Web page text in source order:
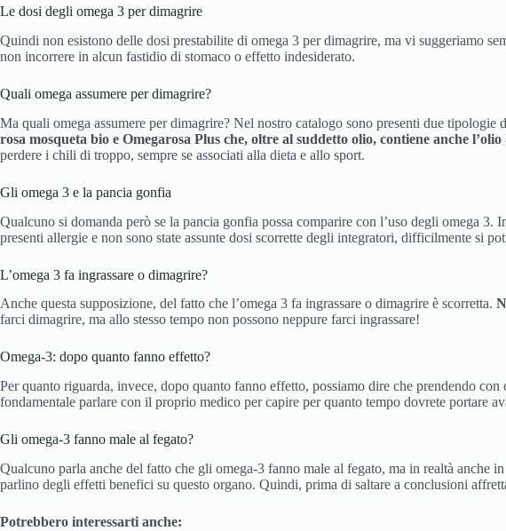
Le dosi degli omega 3 per dimagrire
Quindi non esistono delle dosi prestabilite di omega 3 per dimagrire, ma vi suggeriamo
non incorrere in alcun fastidio di stomaco o effetto indesiderato.
Quali omega assumere per dimagrire?
Ma quali omega assumere per dimagrire? Nel nostro catalogo sono presenti due
rosa mosqueta bio e Omegarosa Plus che, oltre al suddetto olio, contiene anche
perdere i chili di troppo, sempre se associati alla dieta e allo sport.
Gli omega 3 e la pancia gonfia
Qualcuno si domanda però se la pancia gonfia possa comparire con l’uso degli omega 3.
presenti allergie e non sono state assunte dosi scorrette degli integratori, difficilmente si
L’omega 3 fa ingrassare o dimagrire?
Anche questa supposizione, del fatto che l’omega 3 fa ingrassare o dimagrire è scorretta.
farci dimagrire, ma allo stesso tempo non possono neppure farci ingrassare!
Omega-3: dopo quanto fanno effetto?
Per quanto riguarda, invece, dopo quanto fanno effetto, possiamo dire che prendendo
fondamentale parlare con il proprio medico per capire per quanto tempo dovrete portare
Gli omega-3 fanno male al fegato?
Qualcuno parla anche del fatto che gli omega-3 fanno male al fegato, ma in realtà anche in
parlino degli effetti benefici su questo organo. Quindi, prima di saltare a conclusioni
Potrebbero interessarti anche: